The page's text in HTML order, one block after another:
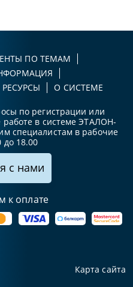
ПО ТЕМАМ
О СИСТЕМЕ
по регистрации или
работе в системе ЭТАЛОН-
специалистам в рабочие
до 18.00
с нами
к оплате
Карта сайта